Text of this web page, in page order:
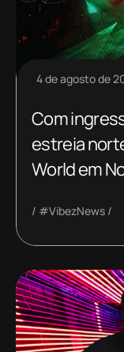
4 de agosto de
Com
estreia
World em
#VibezNews